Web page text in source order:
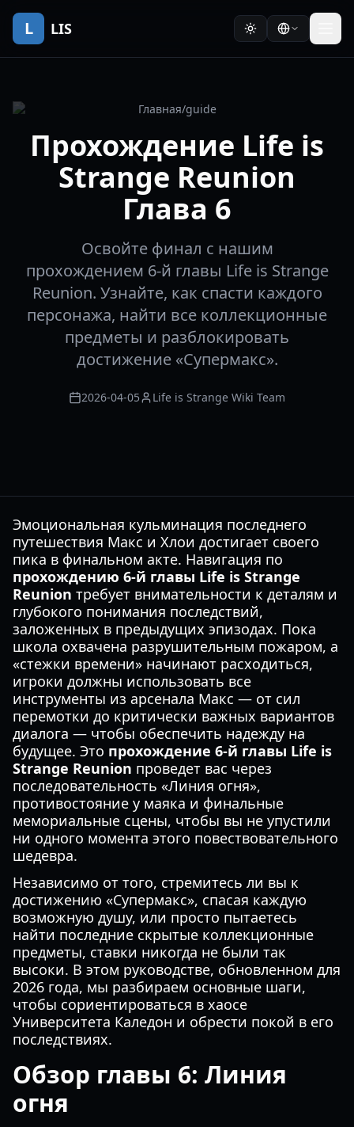
L LIS
Главная/guide
Прохождение Life is
Strange Reunion
Глава 6
Освойте финал с нашим
прохождением 6-й главы Life is Strange
Reunion. Узнайте, как спасти каждого
персонажа, найти все коллекционные
предметы и разблокировать
достижение «Супермакс».
2026-04-05 Life is Strange Wiki Team
Эмоциональная кульминация последнего
путешествия Макс и Хлои достигает своего
пика в финальном акте. Навигация по
прохождению 6-й главы Life is Strange
Reunion требует внимательности к деталям и
глубокого понимания последствий,
заложенных в предыдущих эпизодах. Пока
школа охвачена разрушительным пожаром, а
«стежки времени» начинают расходиться,
игроки должны использовать все
инструменты из арсенала Макс — от сил
перемотки до критически важных вариантов
диалога — чтобы обеспечить надежду на
будущее. Это прохождение 6-й главы Life is
Strange Reunion проведет вас через
последовательность «Линия огня»,
противостояние у маяка и финальные
мемориальные сцены, чтобы вы не упустили
ни одного момента этого повествовательного
шедевра.
Независимо от того, стремитесь ли вы к
достижению «Супермакс», спасая каждую
возможную душу, или просто пытаетесь
найти последние скрытые коллекционные
предметы, ставки никогда не были так
высоки. В этом руководстве, обновленном для
2026 года, мы разбираем основные шаги,
чтобы сориентироваться в хаосе
Университета Каледон и обрести покой в его
последствиях.
Обзор главы 6: Линия
огня